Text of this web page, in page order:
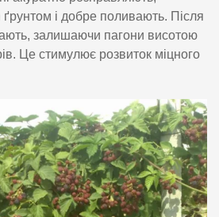
і добре поливають. Після
залишаючи пагони висотою
Це стимулює розвиток міцного